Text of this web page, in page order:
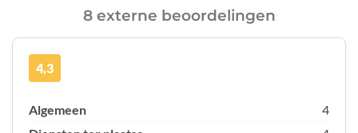
8 externe beoordelingen
4,3
Algemeen
4